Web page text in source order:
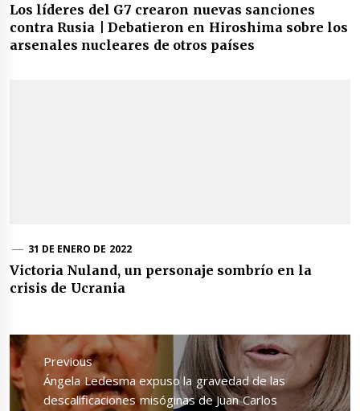
Los líderes del G7 crearon nuevas sanciones
contra Rusia | Debatieron en Hiroshima sobre los
arsenales nucleares de otros países
31 DE ENERO DE 2022
Victoria Nuland, un personaje sombrío en la
crisis de Ucrania
Navegación
de
entradas
Previous
Previous
post:
Ángela Ledesma expuso la gravedad de las
descalificaciones misóginas de Juan Carlos